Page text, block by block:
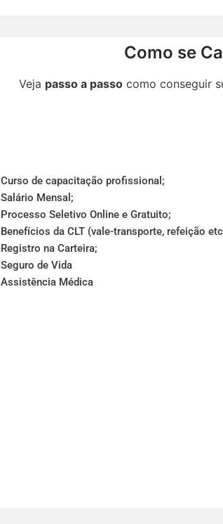
Como se
Veja passo a passocomo conseguir
Curso de capacitação profissional;​
Salário Mensal;​
Processo Seletivo Online e Gratuito;​
Benefícios da CLT (vale-transporte, refeição
Registro na Carteira;​
Seguro de Vida
Assistência Médica